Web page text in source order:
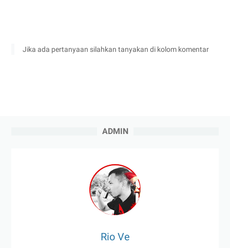
Jika ada pertanyaan silahkan tanyakan di kolom komentar
ADMIN
Rio Ve